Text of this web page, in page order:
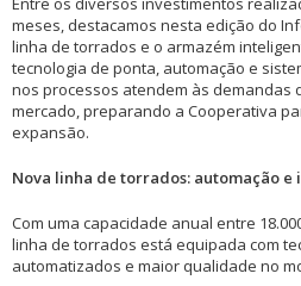
meses, destacamos nesta edição do
linha de torrados e o armazém
tecnologia de ponta, automação e
nos processos atendem às demandas
mercado, preparando a Cooperativa
expansão.
Nova linha de torrados: automação e
Com uma capacidade anual entre
linha de torrados está equipada com
automatizados e maior qualidade no